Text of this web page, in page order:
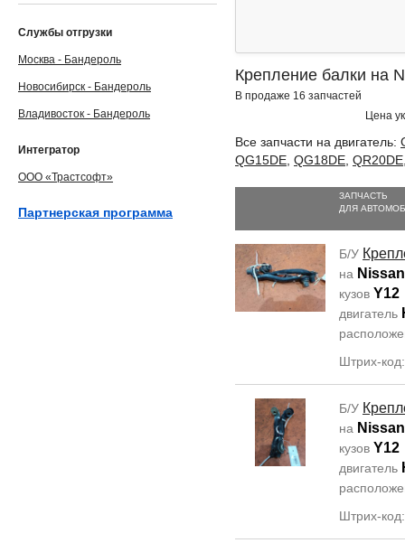
Крепление балки на
В продаже 16 запчастей
Цена
Все запчасти на двигатель:
QG15DE QG18DE QR20DE
ЗАПЧАСТЬ
ДЛЯ
Б/У
на
кузов Y12
двигатель
Штрих-
Б/У
на
кузов Y12
двигатель
Штрих-
Службы отгрузки
Москва - Бандероль
Новосибирск - Бандероль
Владивосток - Бандероль
Интегратор
ООО «Трастсофт»
Партнерская программа